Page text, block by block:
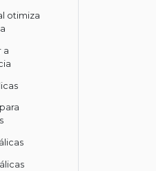
otimiza
a